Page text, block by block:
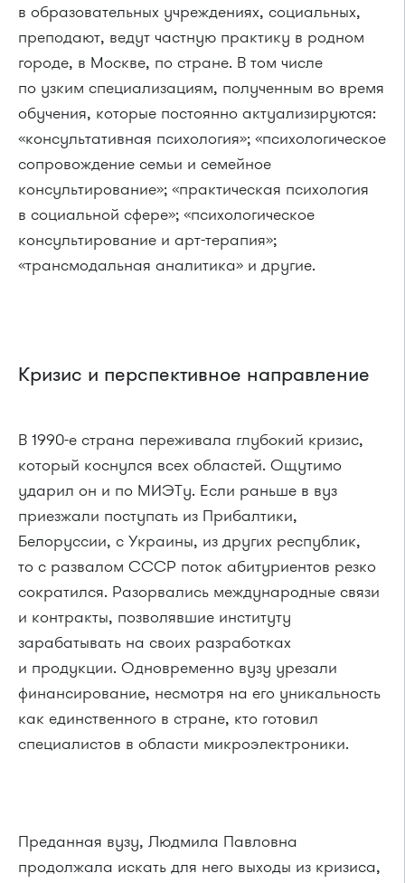
в образовательных учреждениях, социальных,
преподают, ведут частную практику в родном
городе, в Москве, по стране. В том числе
по узким специализациям, полученным во время
обучения, которые постоянно актуализируются:
«консультативная психология»; «психологическое
сопровождение семьи и семейное
консультирование»; «практическая психология
в социальной сфере»; «психологическое
консультирование и арт-терапия»;
«трансмодальная аналитика» и другие.
Кризис и перспективное направление
В 1990-е страна переживала глубокий кризис,
который коснулся всех областей. Ощутимо
ударил он и по МИЭТу. Если раньше в вуз
приезжали поступать из Прибалтики,
Белоруссии, с Украины, из других республик,
то с развалом СССР поток абитуриентов резко
сократился. Разорвались международные связи
и контракты, позволявшие институту
зарабатывать на своих разработках
и продукции. Одновременно вузу урезали
финансирование, несмотря на его уникальность
как единственного в стране, кто готовил
специалистов в области микроэлектроники.
Преданная вузу, Людмила Павловна
продолжала искать для него выходы из кризиса,